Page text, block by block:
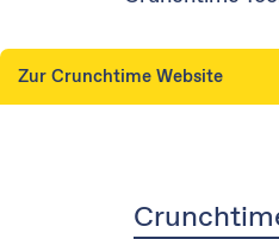
Zur Crunchtime Website